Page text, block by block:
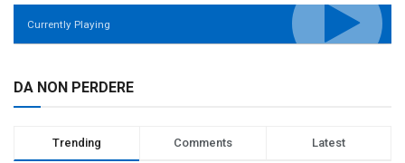
Currently Playing
DA NON PERDERE
Trending Comments Latest